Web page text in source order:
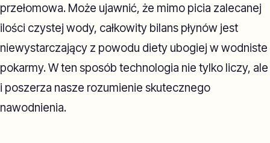
przełomowa. Może ujawnić, że mimo picia zalecanej
ilości czystej wody, całkowity bilans płynów jest
niewystarczający z powodu diety ubogiej w wodniste
pokarmy. W ten sposób technologia nie tylko liczy, ale
i poszerza nasze rozumienie skutecznego
nawodnienia.